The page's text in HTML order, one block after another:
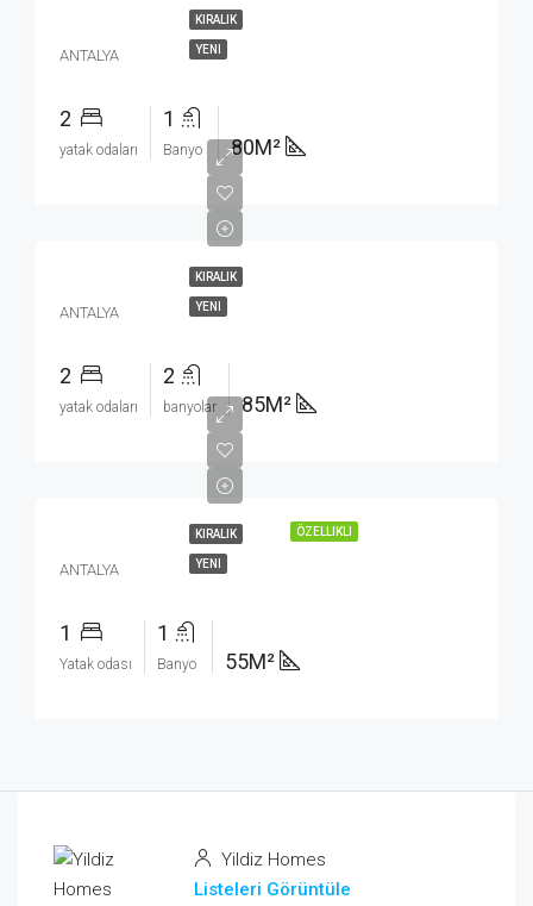
KIRALIK
YENI
ANTALYA
2
yatak odaları
1
Banyo 80M²
KIRALIK
YENI
ANTALYA
2
yatak odaları
2
banyolar 85M²
ÖZELLIKLI
KIRALIK
YENI
ANTALYA
1
Yatak odası
1
Banyo 55M²
Yildiz Homes
Listeleri Görüntüle